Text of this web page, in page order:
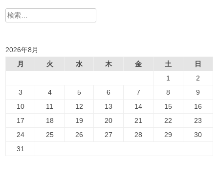
検
2026年8月
月
火 水 木 金 土
日
1
2
3
4 5 6 7 8
9
10
11 12 13 14 15
16
17
18 19 20 21 22
23
24
25 26 27 28 29
30
31